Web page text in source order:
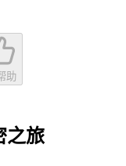
助
之旅